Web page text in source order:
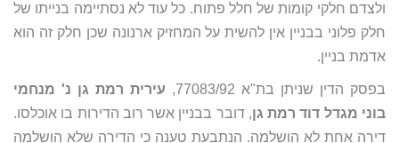
ולצדם חלקי קומות של חלל פתוח. כל עוד לא נסתיימה בנייתו של
חלק פלוני בבניין אין להשית על המחזיק ארנונה שכן חלק זה הוא
אדמת בניין.
בפסק הדין שניתן בת"א 77083/92,
עירית רמת גן נ' מנחמי
בוני מגדל דוד רמת גן, דובר בבניין אשר רוב הדירות בו אוכלסו.
דירה אחת לא הושלמה. הנתבעת טענה כי הדירה שלא הושלמה